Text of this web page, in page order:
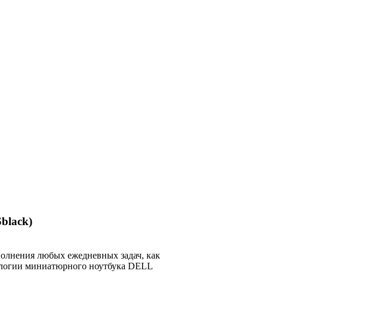
любых ежедневных задач, как
миниатюрного ноутбука DELL